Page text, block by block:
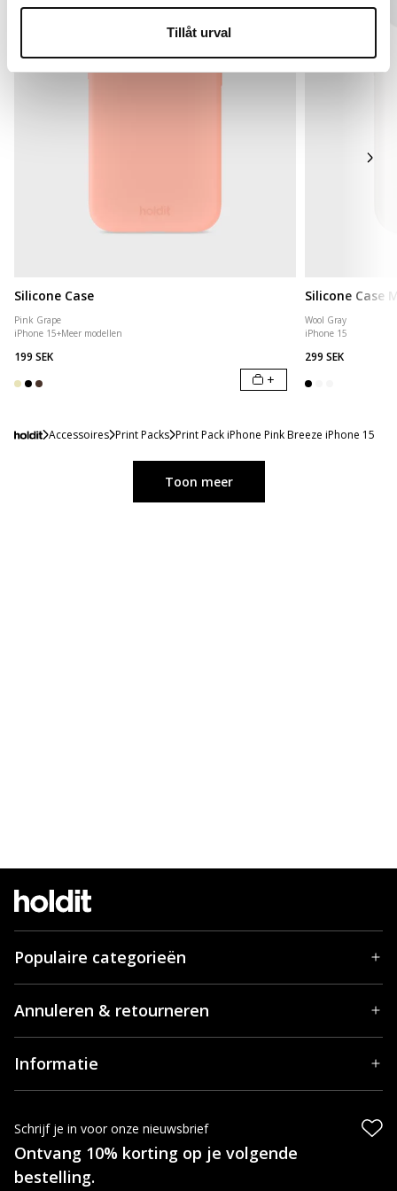
Tillåt urval
Silicone Case
Pink Grape
iPhone 15+Meer modellen
199 SEK
+
Silicone Case
Wool Gray
iPhone 15
299 SEK
Accessoires Print Packs Print Pack iPhone Pink Breeze iPhone 15
Toon meer
Populaire categorieën
Annuleren & retourneren
Informatie
Schrijf je in voor onze nieuwsbrief
Ontvang 10% korting op je volgende
bestelling.